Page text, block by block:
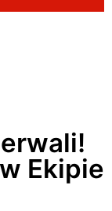
Ekipie